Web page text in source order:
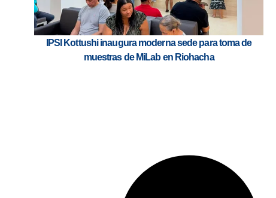
IPSI Kottushi inaugura moderna sede para toma de
muestras de MiLab en Riohacha